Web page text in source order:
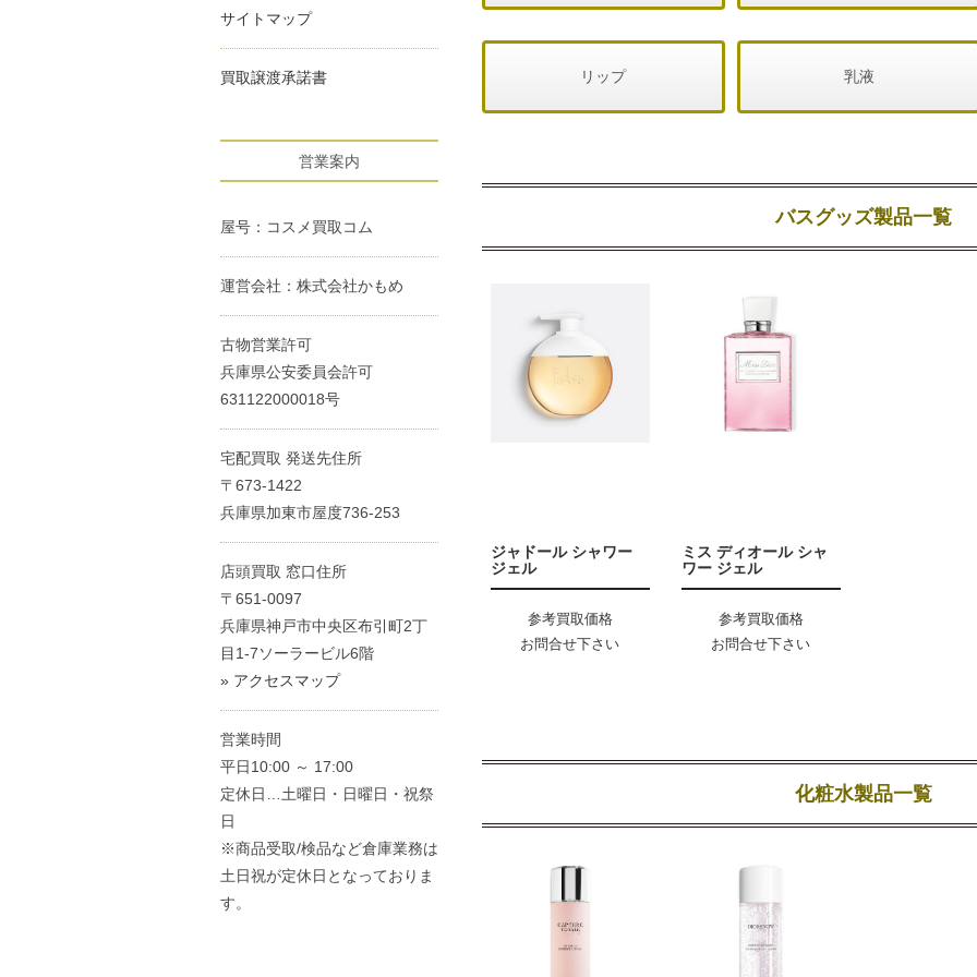
リップ 乳液
バスグッズ製品一覧
ジャドール シャワー
ジェル
参考買取価格
お問合せ下さい
ミス ディオール シャ
ワー ジェル
参考買取価格
お問合せ下さい
化粧水製品一覧
サイトマップ
買取譲渡承諾書
営業案内
屋号：コスメ買取コム
運営会社：株式会社かもめ
古物営業許可
兵庫県公安委員会許可
631122000018号
宅配買取 発送先住所
〒673-1422
兵庫県加東市屋度736-253
店頭買取 窓口住所
〒651-0097
兵庫県神戸市中央区布引町2丁
目1-7ソーラービル6階
» アクセスマップ
営業時間
平日10:00 ～ 17:00
定休日…土曜日・日曜日・祝祭
日
※商品受取/検品など倉庫業務は
土日祝が定休日となっておりま
す。